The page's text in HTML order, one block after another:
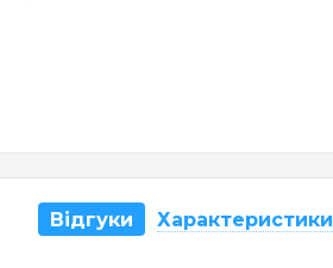
Відгуки Характеристики